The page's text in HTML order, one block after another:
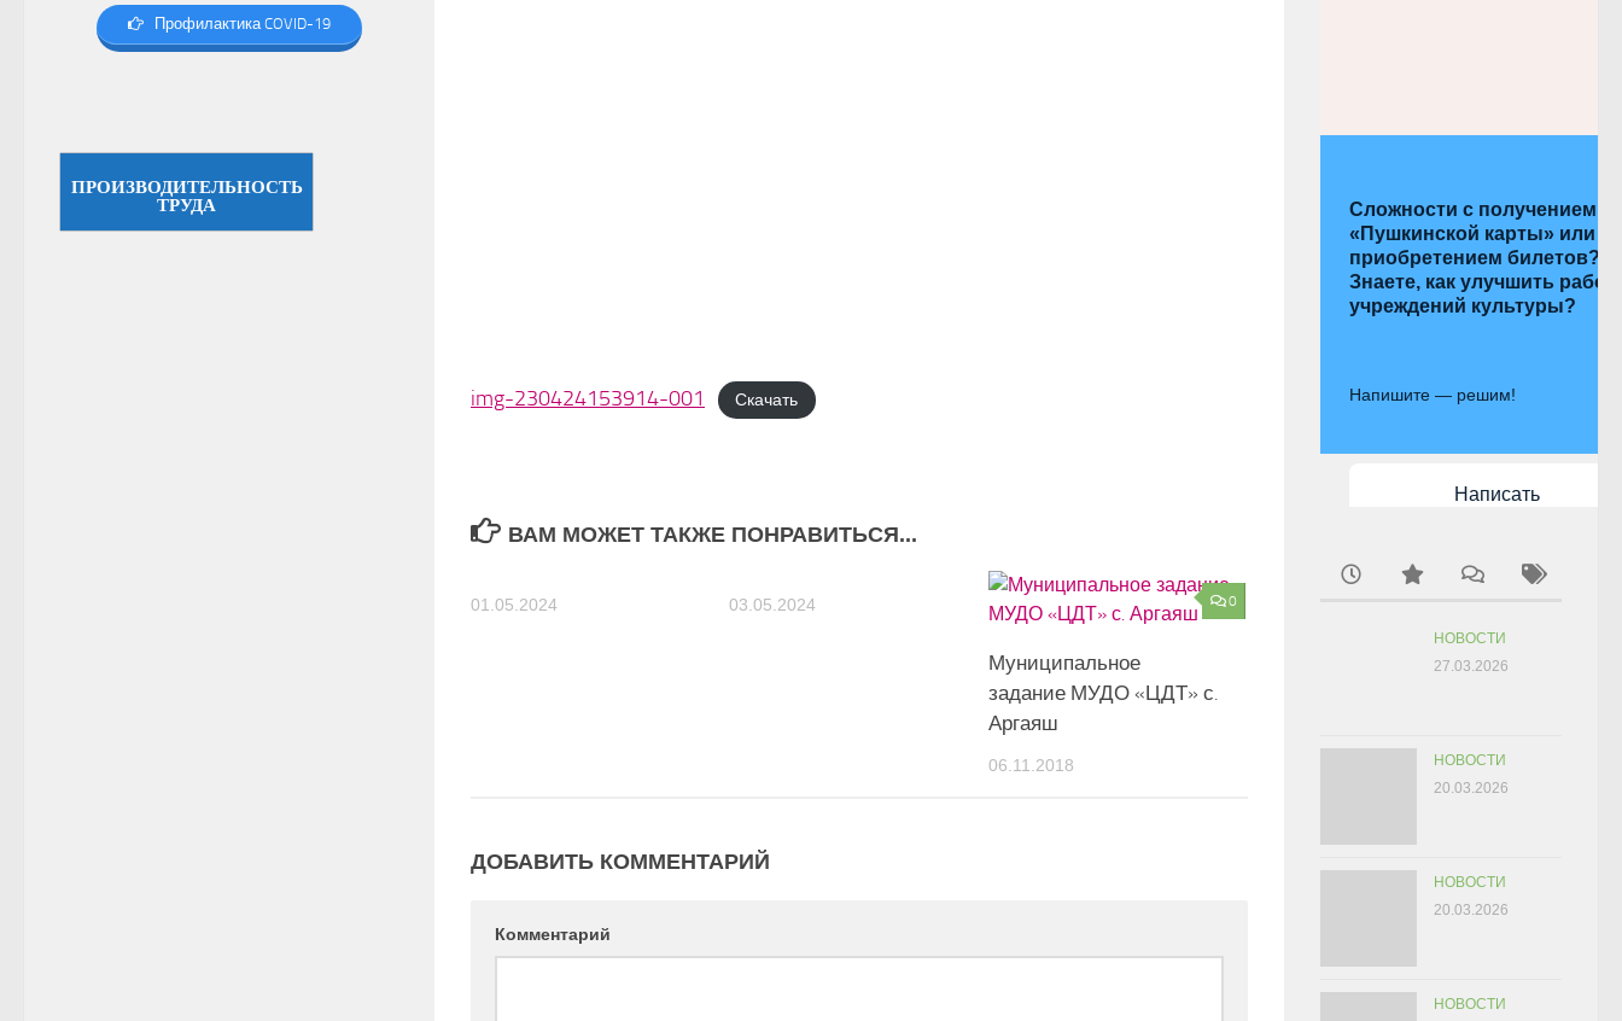
img-230424153914-001 Скачать
ВАМ МОЖЕТ ТАКЖЕ ПОНРАВИТЬСЯ...
01.05.2024 03.05.2024 0
Муниципальное
задание МУДО «ЦДТ» с.
Аргаяш
06.11.2018
ДОБАВИТЬ КОММЕНТАРИЙ
Комментарий
Профилактика COVID-19
ПРОИЗВОДИТЕЛЬНОСТЬ
ТРУДА
Сложности с получением
«Пушкинской карты» или
приобретением билетов?
Знаете, как улучшить
учреждений культуры?
Напишите — решим!
Написать
НОВОСТИ
27.03.2026
НОВОСТИ
20.03.2026
НОВОСТИ
20.03.2026
НОВОСТИ